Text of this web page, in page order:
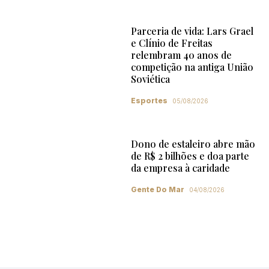
Parceria de vida: Lars Grael
e Clínio de Freitas
relembram 40 anos de
competição na antiga União
Soviética
Esportes 05/08/2026
Dono de estaleiro abre mão
de R$ 2 bilhões e doa parte
da empresa à caridade
Gente Do Mar 04/08/2026